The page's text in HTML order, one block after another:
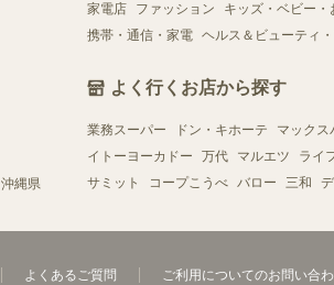
沖縄県
家電店
ファッション キッズ・ベビー・
携帯・通信・家電 ヘルス＆ビューティ
よく行くお店から探す
業務スーパー ドン・キホーテ マックス
イトーヨーカドー
万代 マルエツ ライ
サミット
コープこうべ バロー 三和
よくあるご質問 ご利用についてのお問い合